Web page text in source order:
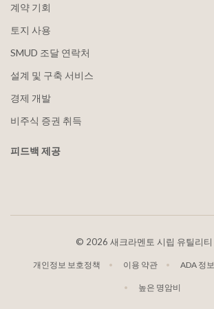
계약 기회
토지 사용
SMUD 조달 연락처
설계 및 구축 서비스
경제 개발
비주식 증권 취득
피드백 제공
© 2026 새크라멘토 시립 유틸리티
개인정보 보호정책 이용 약관 ADA 정보
높은 명암비